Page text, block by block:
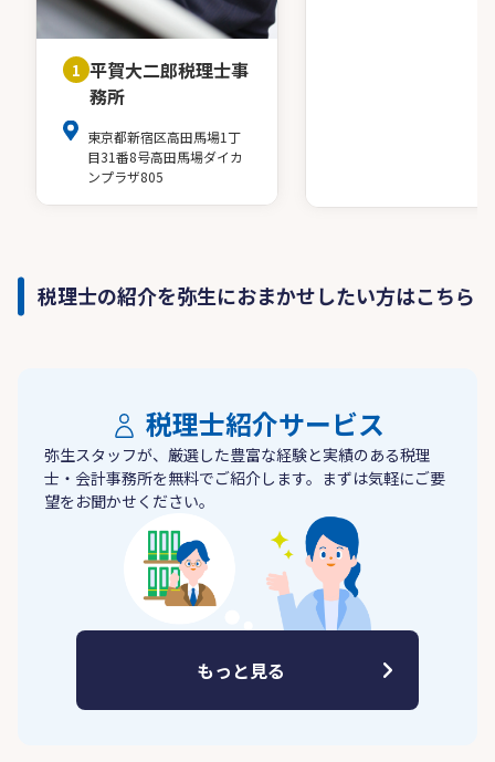
1 平賀大二郎税理士事
務所
東京都新宿区高田馬場1丁
目31番8号高田馬場ダイカ
ンプラザ805
税理士の紹介を弥生におまかせしたい方はこちら
税理士紹介サービス
弥生スタッフが、厳選した豊富な経験と実績のある税理
士・会計事務所を無料でご紹介します。まずは気軽にご要
望をお聞かせください。
もっと見る